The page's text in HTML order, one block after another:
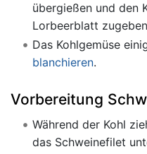
übergießen und den
Lorbeerblatt
Das Kohlgemüse
blanchieren.
Vorbereitung
Während der Kohl
das Schweinefilet